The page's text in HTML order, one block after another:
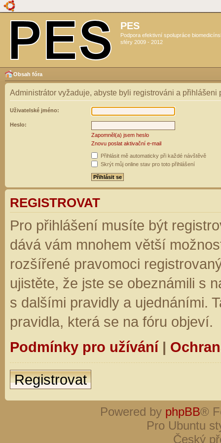
PES
Podpora efektivní spolupráce
sféry 2009 - 2012
Obsah fóra
Administrátor vyžaduje, abyste byli registrováni a přihlášeni
Uživatelské jméno:
Heslo:
Zapomněl(a) jsem heslo
Znovu poslat aktivační e-mail
Přihlásit mě automaticky při každé návštěvě
Skrýt můj online stav pro toto přihlášení
REGISTROVAT
Pro přihlášení musíte být
dává vám mnohem větší
rozšířené pravomoci
ujistěte, že jste se obeznámili s
s dalšími pravidly a ujednáními.
pravidla, která se na fóru objeví.
Podmínky pro užívání|
Registrovat
Powered by phpBB®
Pro Ubuntu
Český